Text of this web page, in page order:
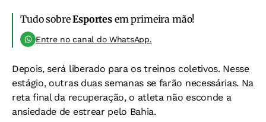
Tudo sobreEsportesem primeira mão!
Entre no canal do WhatsApp.
Depois, será liberado para os treinos coletivos. Nesse
estágio, outras duas semanas se farão necessárias. Na
reta final da recuperação, o atleta não esconde a
ansiedade de estrear pelo Bahia.